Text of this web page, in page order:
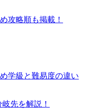
攻略順も掲載！
学級と難易度の違い
先を解説！